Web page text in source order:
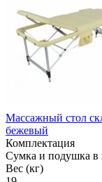
Массажный стол
бежевый
Комплектация
Сумка и подушка в
Вес (кг)